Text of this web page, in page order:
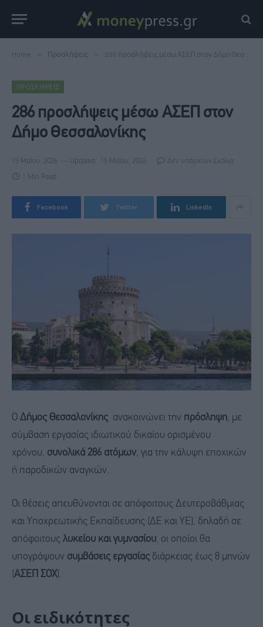
Home Προσλήψεις 286 προσλήψεις μέσω ΑΣΕΠ στον Δήμο Θεσσαλονίκης
ΠΡΟΣΛΉΨΕΙΣ
286 προσλήψεις μέσω ΑΣΕΠ στον
Δήμο Θεσσαλονίκης
15 Μαΐου, 2026 Updated: 15 Μαΐου, 2026 Δεν υπάρχουν Σχόλια
1 Min Read
Facebook Twitter LinkedIn
Ο Δήμος Θεσσαλονίκης ανακοινώνει την πρόσληψη, με
σύμβαση εργασίας ιδιωτικού δικαίου ορισμένου
χρόνου, συνολικά 286 ατόμων, για την κάλυψη εποχικών
ή παροδικών αναγκών.
Οι θέσεις απευθύνονται σε απόφοιτους Δευτεροβάθμιας
και Υποχρεωτικής Εκπαίδευσης (ΔΕ και ΥΕ), δηλαδή σε
απόφοιτους λυκείου και γυμνασίου, οι οποίοι θα
υπογράψουν συμβάσεις εργασίας διάρκειας έως 8 μηνών
ΑΣΕΠ ΣΟΧ).
Οι ειδικότητες